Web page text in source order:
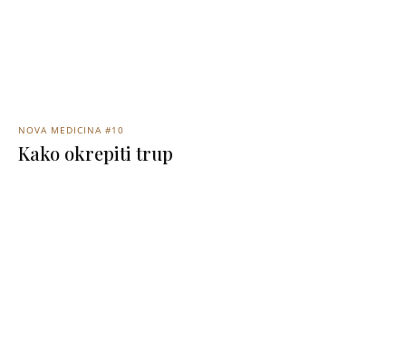
NOVA MEDICINA #10
Kako okrepiti trup